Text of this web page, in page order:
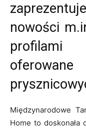
nowości
profilami
Międzynarodowe
Home to doskonała